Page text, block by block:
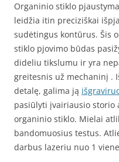
Organinio stiklo
leidžia itin preciziškai
sudėtingus kontūrus. Šis
stiklo pjovimo būdas
dideliu tikslumu ir yra
greitesnis už mechaninį .
detalę, galima ją
pasiūlyti įvairiausio storio
organinio stiklo. Mielai
bandomuosius testus.
darbus lazeriu nuo 1